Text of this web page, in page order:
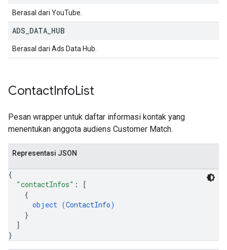
Berasal dari YouTube.
ADS DATA HUB
Berasal dari Ads Data Hub.
ContactInfoList
Pesan wrapper untuk daftar informasi kontak yang
menentukan anggota audiens Customer Match.
Representasi JSON
{
"contactInfos" :
[
{
object (ContactInfo)
}
]
}